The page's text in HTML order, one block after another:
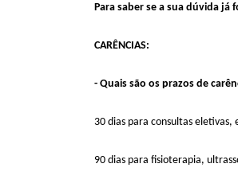
Para saber se a sua dúvida
CARÊNCIAS:
- Quais são os prazos de
30 dias para consultas
90 dias para fisioterapia,